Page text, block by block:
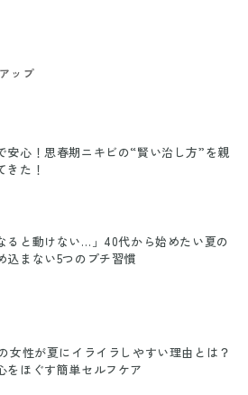
ップ
安心！思春期ニキビの“賢い治し方”を親
きた！
ると動けない…」40代から始めたい夏の
込まない5つのプチ習慣
女性が夏にイライラしやすい理由とは？
をほぐす簡単セルフケア